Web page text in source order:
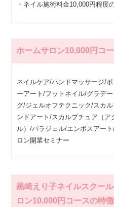
・ネイル施術料金10,000円程度
ホームサロン10,000円コ
ネイルケア/ハンドマッサージ/
ーアート/フットネイル/グラデ
グ/ジェルオフテクニック/スカ
ンドアート/スカルプチュア（
ル）/パラジェル/エンボスアー
ロン開業セミナー
黒崎えり子ネイルスクー
ロン10,000円コースの特徴